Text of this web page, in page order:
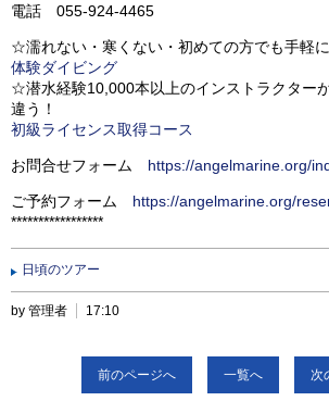
電話 055-924-4465
☆濡れない・寒くない・初めての方でも手軽に
体験ダイビング
☆潜水経験10,000本以上のインストラクター
違う！
初級ライセンス取得コース
お問合せフォーム https://angelmarine.org/
ご予約フォーム https://angelmarine.org/
*****************
日頃のツアー
by 管理者 17:10
前のページへ 一覧へ 次